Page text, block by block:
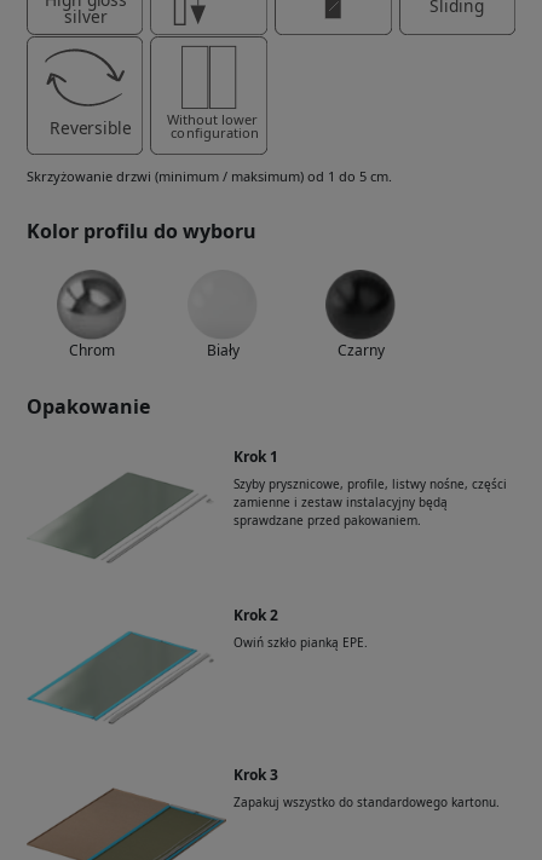
Skrzyżowanie drzwi (minimum / maksimum) od 1 do 5 cm.
Kolor profilu do wyboru
Chrom Biały Czarny
Opakowanie
Krok 1
Szyby prysznicowe, profile, listwy nośne, części
zamienne i zestaw instalacyjny będą
sprawdzane przed pakowaniem.
Krok 2
Owiń szkło pianką EPE.
Krok 3
Zapakuj wszystko do standardowego kartonu.